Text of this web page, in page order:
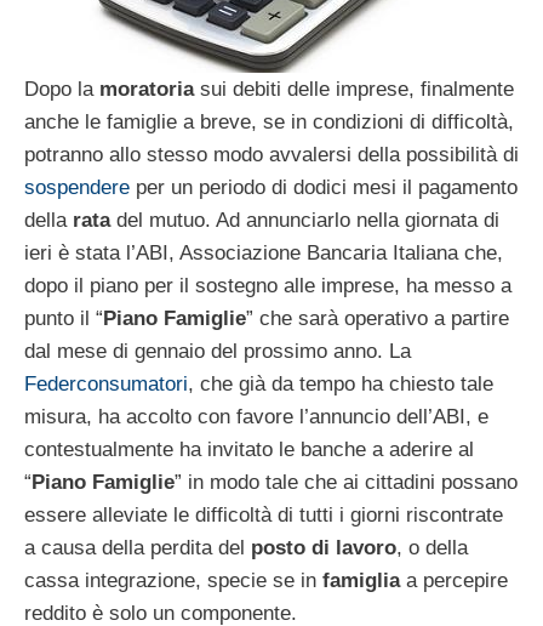
Dopo la moratoriasui debiti delle imprese, finalmente
anche le famiglie a breve, se in condizioni di difficoltà,
potranno allo stesso modo avvalersi della possibilità di
sospendere per un periodo di dodici mesi il pagamento
della ratadel mutuo. Ad annunciarlo nella giornata di
ieri è stata l’ABI, Associazione Bancaria Italiana che,
dopo il piano per il sostegno alle imprese, ha messo a
punto il “Piano Famiglie” che sarà operativo a partire
dal mese di gennaio del prossimo anno. La
Federconsumatori, che già da tempo ha chiesto tale
misura, ha accolto con favore l’annuncio dell’ABI, e
contestualmente ha invitato le banche a aderire al
“Piano Famiglie” in modo tale che ai cittadini possano
essere alleviate le difficoltà di tutti i giorni riscontrate
a causa della perdita del posto di lavoro, o della
cassa integrazione, specie se in famigliaa percepire
reddito è solo un componente.